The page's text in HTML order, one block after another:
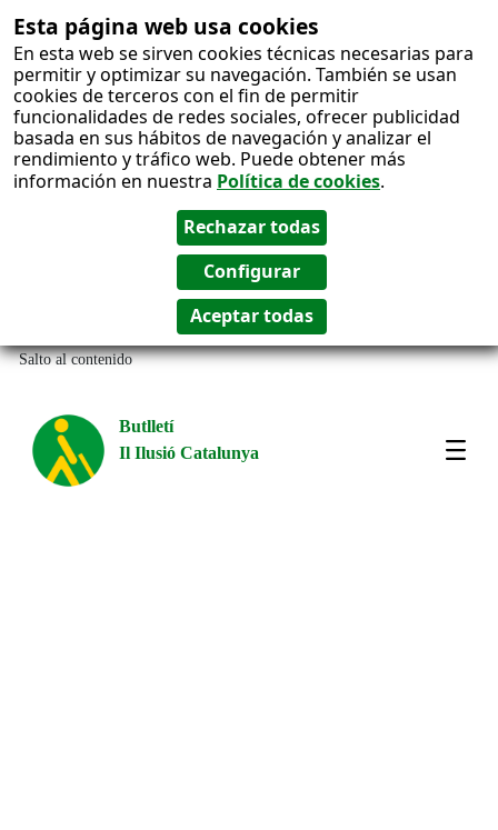
Esta página web usa cookies
En esta web se sirven cookies técnicas necesarias para
permitir y optimizar su navegación. También se usan
cookies de terceros con el fin de permitir
funcionalidades de redes sociales, ofrecer publicidad
basada en sus hábitos de navegación y analizar el
rendimiento y tráfico web. Puede obtener más
información en nuestra Política de cookies.
Salto al contenido
Butlletí
Il Ilusió Catalunya